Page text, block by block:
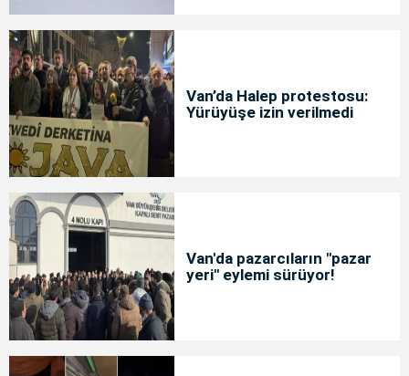
Van’da Halep protestosu:
Yürüyüşe izin verilmedi
Van'da pazarcıların "pazar
yeri" eylemi sürüyor!